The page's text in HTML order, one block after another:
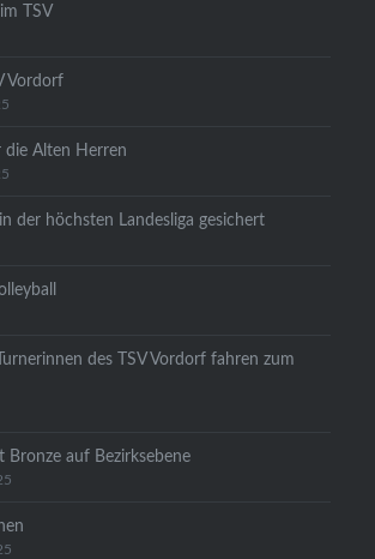
TSV
Vordorf
die Alten Herren
der höchsten Landesliga gesichert
des TSV Vordorf fahren zum
Bronze auf Bezirksebene